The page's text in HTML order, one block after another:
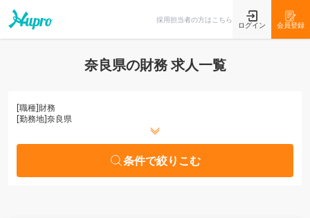
採用担当者の方はこちら
ログイン 会員登録
奈良県の財務 求人一覧
[職種]財務
[勤務地]奈良県
条件で絞りこむ